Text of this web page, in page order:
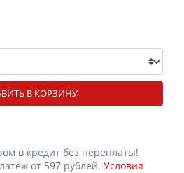
В КОРЗИНУ
в кредит без переплаты!
от 597 рублей. Условия